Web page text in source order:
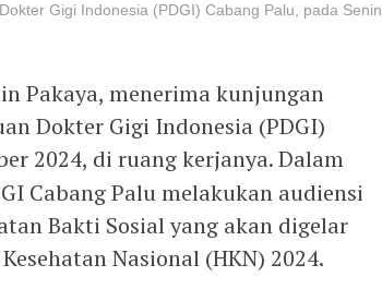
Gigi Indonesia (PDGI) Cabang Palu, pada Senin
Pakaya, menerima kunjungan
Dokter Gigi Indonesia (PDGI)
2024, di ruang kerjanya. Dalam
Cabang Palu melakukan audiensi
Bakti Sosial yang akan digelar
Nasional (HKN) 2024.